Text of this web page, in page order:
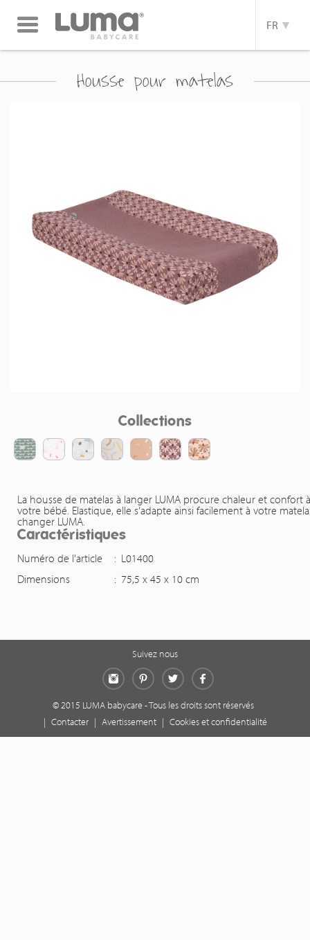
Toggle
navigation
FR
Housse pour matelas
Collections
La housse de matelas à langer LUMA procure chaleur et confort à
votre bébé. Elastique, elle s’adapte ainsi facilement à votre
changer LUMA.
Caractéristiques
Numéro de l'article : L01400
Dimensions
: 75,5 x 45 x 10 cm
Suivez nous
Pinterest TwitterFacebook
© 2015 LUMA babycare - Tous les droits sont réservés
| Contacter | Avertissement | Cookies et confidentialité